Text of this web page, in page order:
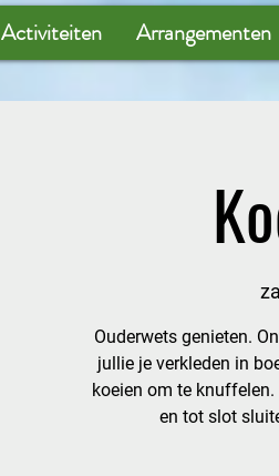
Activiteiten Arrangementen
Ouderwets genieten.
jullie je verkleden in
koeien om te
en tot slot